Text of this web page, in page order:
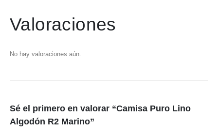
Valoraciones
No hay valoraciones aún.
Sé el primero en valorar “Camisa Puro Lino
Algodón R2 Marino”